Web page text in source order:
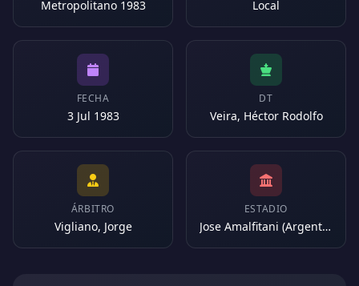
Metropolitano 1983 Local
FECHA
3 Jul 1983
DT
Veira, Héctor Rodolfo
ÁRBITRO
Vigliano, Jorge
ESTADIO
Jose Amalfitani (Argentina)